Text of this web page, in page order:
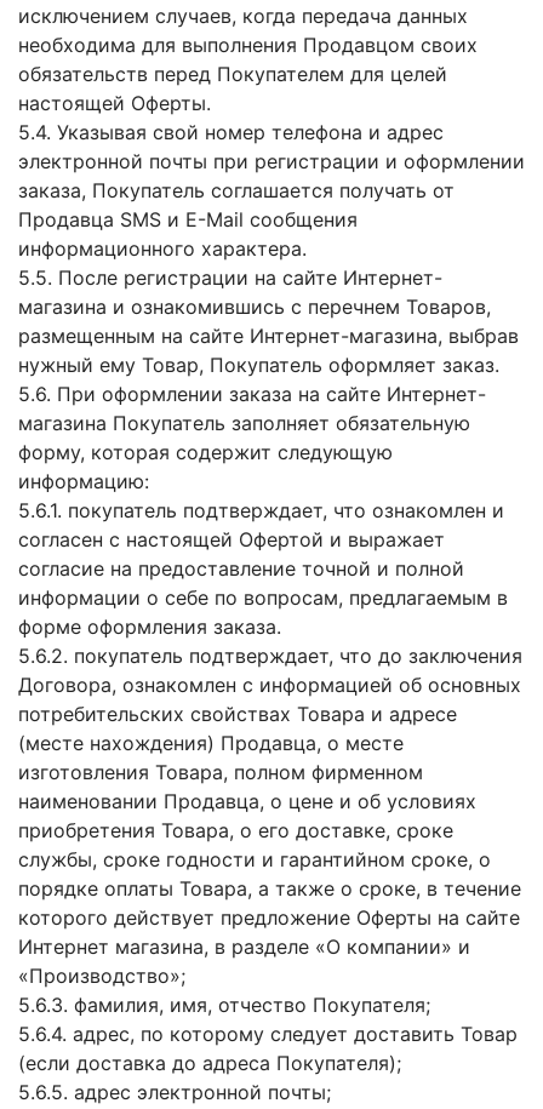
исключением случаев, когда передача данных
необходима для выполнения Продавцом своих
обязательств перед Покупателем для целей
настоящей Оферты.
5.4. Указывая свой номер телефона и адрес
электронной почты при регистрации и оформлении
заказа, Покупатель соглашается получать от
Продавца SMS и E-Mail сообщения
информационного характера.
5.5. После регистрации на сайте Интернет-
магазина и ознакомившись с перечнем Товаров,
размещенным на сайте Интернет-магазина, выбрав
нужный ему Товар, Покупатель оформляет заказ.
5.6. При оформлении заказа на сайте Интернет-
магазина Покупатель заполняет обязательную
форму, которая содержит следующую
информацию:
5.6.1. покупатель подтверждает, что ознакомлен и
согласен с настоящей Офертой и выражает
согласие на предоставление точной и полной
информации о себе по вопросам, предлагаемым в
форме оформления заказа.
5.6.2. покупатель подтверждает, что до заключения
Договора, ознакомлен с информацией об основных
потребительских свойствах Товара и адресе
(месте нахождения) Продавца, о месте
изготовления Товара, полном фирменном
наименовании Продавца, о цене и об условиях
приобретения Товара, о его доставке, сроке
службы, сроке годности и гарантийном сроке, о
порядке оплаты Товара, а также о сроке, в течение
которого действует предложение Оферты на сайте
Интернет магазина, в разделе «О компании» и
«Производство»;
5.6.3. фамилия, имя, отчество Покупателя;
5.6.4. адрес, по которому следует доставить Товар
(если доставка до адреса Покупателя);
5.6.5. адрес электронной почты;